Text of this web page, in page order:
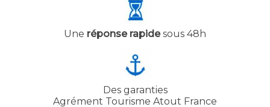
Une réponse rapidesous 48h
Des garanties
Agrément Tourisme Atout France